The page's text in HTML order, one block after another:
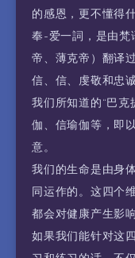
的感恩，更不懂得
奉-爱一詞，是由梵
帝、薄克帝）翻译
信、信、虔敬和忠诚
我们所知道的“巴
伽、信瑜伽等，即
意。
我们的生命是由身
同运作的。这四个
都会对健康产生影
如果我们能针对这